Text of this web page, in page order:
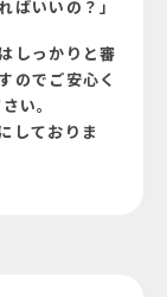
ばいいの？」
しっかりと審
のでご安心く
い。
しておりま